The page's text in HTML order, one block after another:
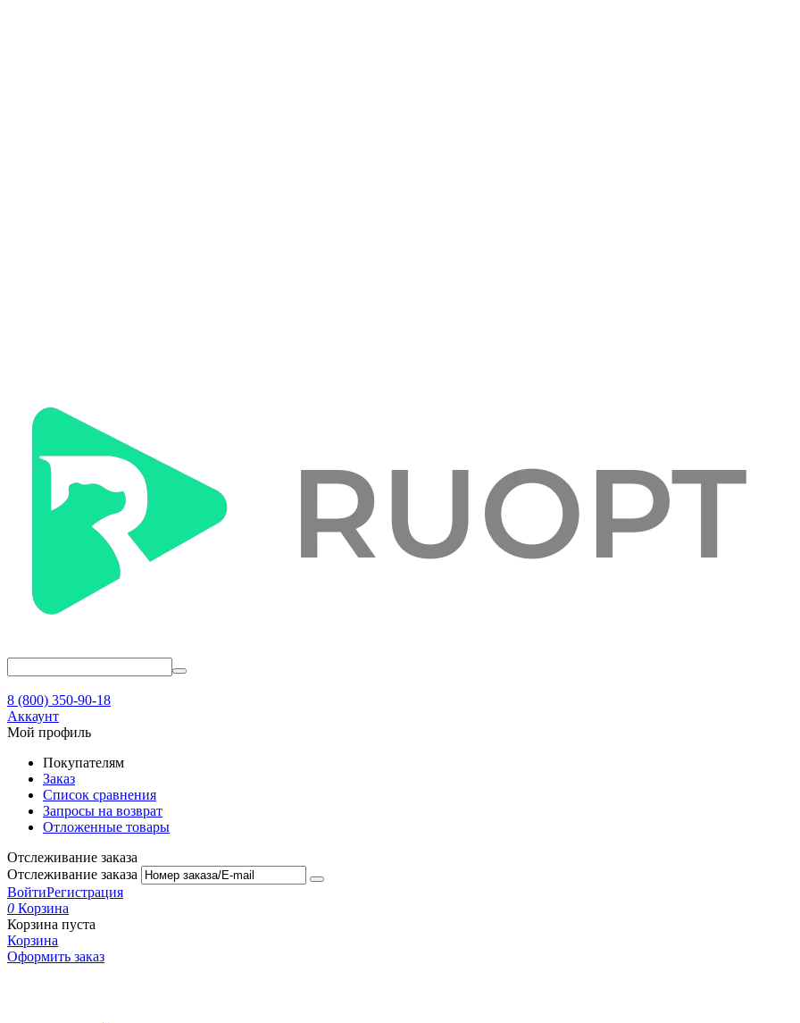
8 (800) 350-90-18
Аккаунт
Мой профиль
Покупателям
Заказ
Список сравнения
Запросы на возврат
Отложенные товары
Отслеживание заказа
Отслеживание заказа
ВойтиРегистрация
0 Корзина
Корзина пуста
Корзина
Оформить заказ